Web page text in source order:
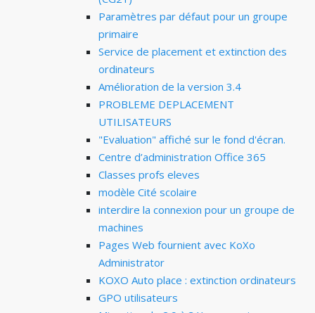
Paramètres par défaut pour un groupe
primaire
Service de placement et extinction des
ordinateurs
Amélioration de la version 3.4
PROBLEME DEPLACEMENT
UTILISATEURS
"Evaluation" affiché sur le fond d'écran.
Centre d’administration Office 365
Classes profs eleves
modèle Cité scolaire
interdire la connexion pour un groupe de
machines
Pages Web fournient avec KoXo
Administrator
KOXO Auto place : extinction ordinateurs
GPO utilisateurs